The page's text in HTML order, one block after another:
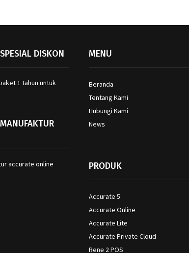
DISKON MENU
Beranda
Tentang Kami
Hubungi Kami
News
PRODUK
Accurate 5
Accurate Online
Accurate Lite
Accurate Private Cloud
Rene 2 POS